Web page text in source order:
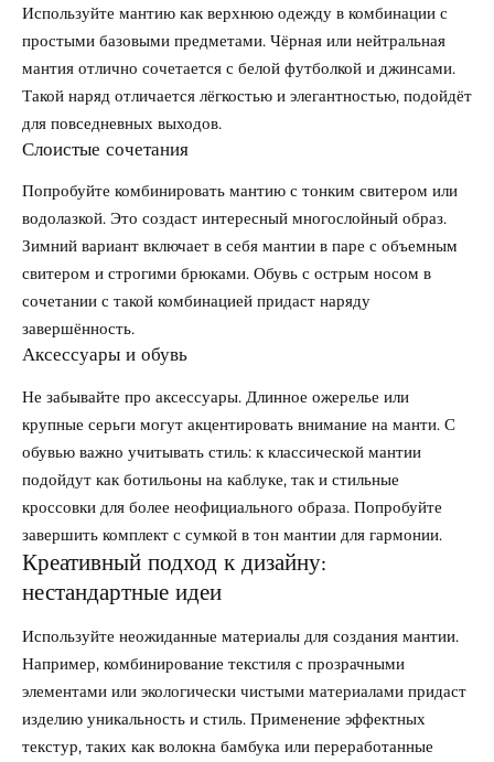
Используйте мантию как верхнюю одежду в комбинации с
простыми базовыми предметами. Чёрная или нейтральная
мантия отлично сочетается с белой футболкой и джинсами.
Такой наряд отличается лёгкостью и элегантностью, подойдёт
для повседневных выходов.
Слоистые сочетания
Попробуйте комбинировать мантию с тонким свитером или
водолазкой. Это создаст интересный многослойный образ.
Зимний вариант включает в себя мантии в паре с объемным
свитером и строгими брюками. Обувь с острым носом в
сочетании с такой комбинацией придаст наряду
завершённость.
Аксессуары и обувь
Не забывайте про аксессуары. Длинное ожерелье или
крупные серьги могут акцентировать внимание на манти. С
обувью важно учитывать стиль: к классической мантии
подойдут как ботильоны на каблуке, так и стильные
кроссовки для более неофициального образа. Попробуйте
завершить комплект с сумкой в тон мантии для гармонии.
Креативный подход к дизайну:
нестандартные идеи
Используйте неожиданные материалы для создания мантии.
Например, комбинирование текстиля с прозрачными
элементами или экологически чистыми материалами придаст
изделию уникальность и стиль. Применение эффектных
текстур, таких как волокна бамбука или переработанные